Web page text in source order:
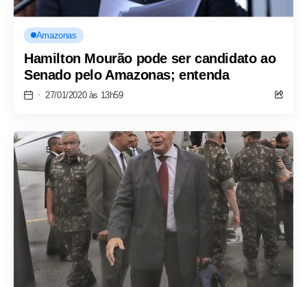
Amazonas
Hamilton Mourão pode ser candidato ao
Senado pelo Amazonas; entenda
27/01/2020 às 13h59